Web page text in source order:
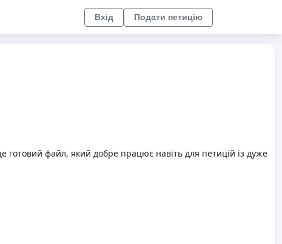
Вхід Подати петицію
готовий файл, який добре працює навіть для петицій із дуже